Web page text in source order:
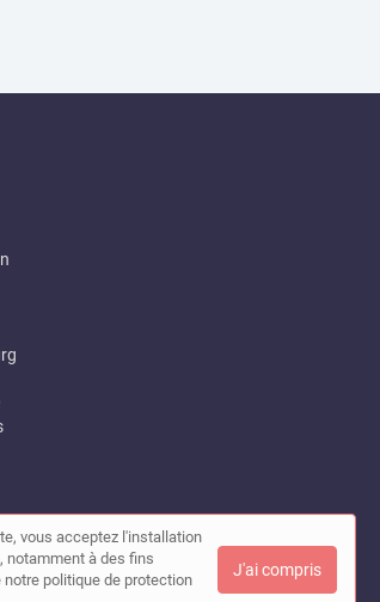
vous acceptez l'installation
notamment à des fins
politique de protection
J'ai compris